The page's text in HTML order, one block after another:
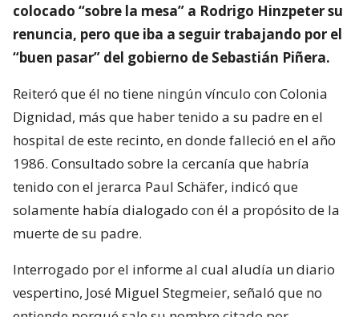
colocado “sobre la mesa” a Rodrigo Hinzpeter su
renuncia, pero que iba a seguir trabajando por el
“buen pasar” del gobierno de Sebastián Piñera.
Reiteró que él no tiene ningún vínculo con Colonia
Dignidad, más que haber tenido a su padre en el
hospital de este recinto, en donde falleció en el año
1986. Consultado sobre la cercanía que habría
tenido con el jerarca Paul Schäfer, indicó que
solamente había dialogado con él a propósito de la
muerte de su padre.
Interrogado por el informe al cual aludía un diario
vespertino, José Miguel Stegmeier, señaló que no